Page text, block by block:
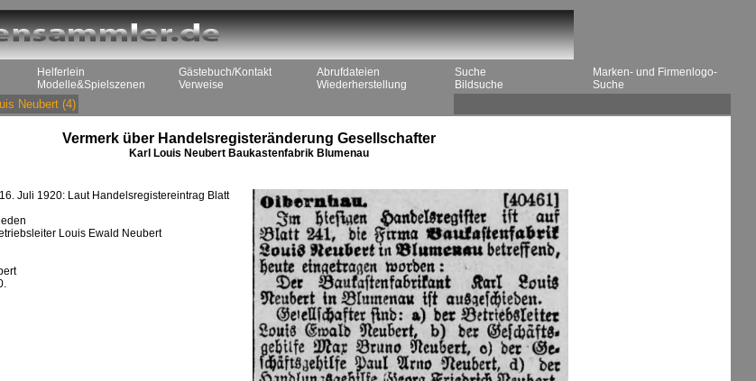
Helferlein
Modelle&Spielszenen
Gästebuch/Kontakt
Verweise
Abrufdateien
Wiederherstellung
Suche
Bildsuche
Marken- und Firmenlogo-
Suche
Neubert(4)
Vermerk über Handelsregisteränderung Gesellschafter
Karl Louis Neubert Baukastenfabrik Blumenau
Juli 1920: Laut Handelsregistereintrag Blatt
Louis Ewald Neubert